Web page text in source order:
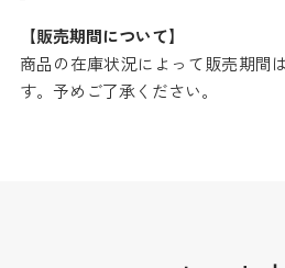
【販売期間について】
商品の在庫状況によって販売期間
す。予めご了承ください。